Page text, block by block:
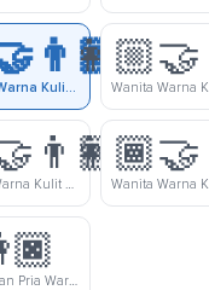
Wanita Warna Kulit Cerah-Sedang Dan Pria Warna Kulit Gelap-Sedang Bergandengan Tangan
Wanita Warna Kulit Gelap-Sedang Dan Pria Warna Kulit Cerah-Sedang Bergandengan Tangan
Wanita Dan Pria Warna Kulit Gelap Bergandengan Tangan